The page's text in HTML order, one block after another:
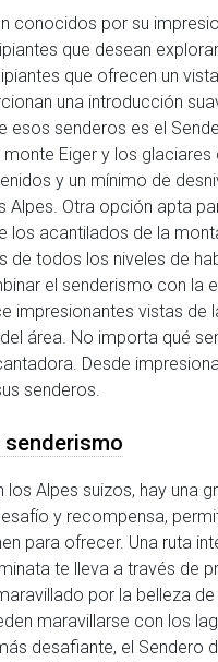
conocidos por su
que desean
que ofrecen un
una introducción
esos senderos es el
Eiger y los
y un mínimo de
Alpes. Otra opción apta
los acantilados de la
todos los niveles de
el senderismo con la
vistas de
área. No importa qué
Desde
senderos.
senderismo
Alpes suizos, hay una
y recompensa,
para ofrecer. Una ruta
te lleva a través de
por la belleza
maravillarse con los
desafiante, el Sendero